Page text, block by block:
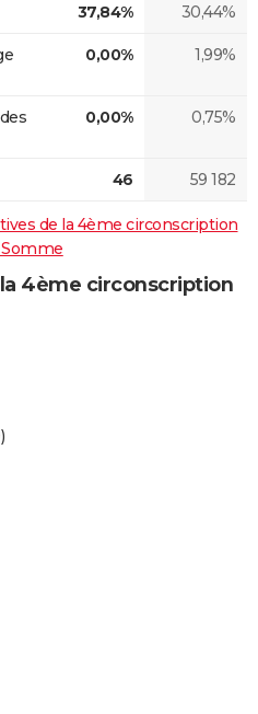
37,84% 30,44%
0,00% 1,99%
0,00% 0,75%
46 59 182
de la 4ème circonscription
Somme
4ème circonscription